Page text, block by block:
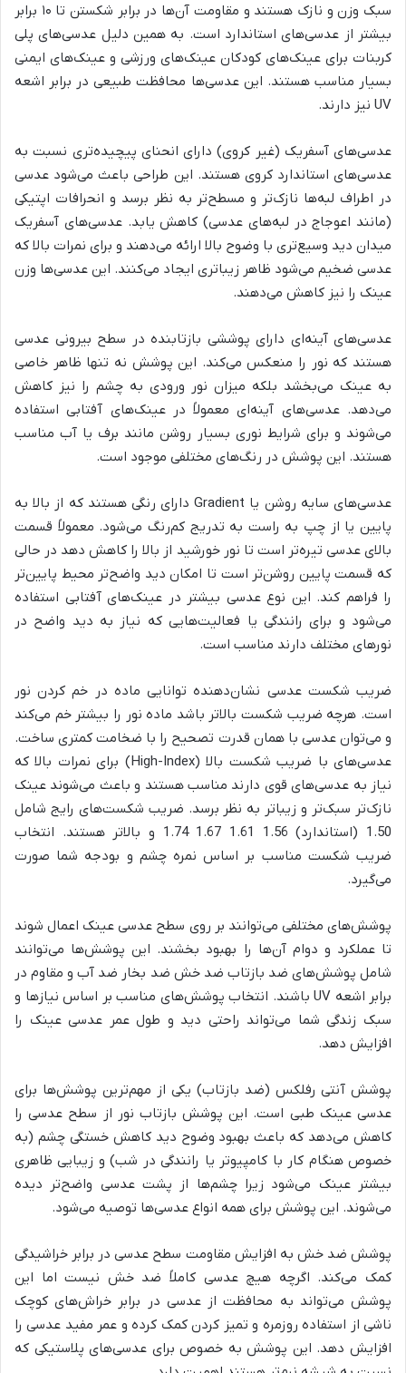
سبک وزن و نازک هستند و مقاومت آن‌ها در برابر شکستن تا ۱۰ برابر
بیشتر از عدسی‌های استاندارد است. به همین دلیل عدسی‌های پلی
کربنات برای عینک‌های کودکان عینک‌های ورزشی و عینک‌های ایمنی
بسیار مناسب هستند. این عدسی‌ها محافظت طبیعی در برابر اشعه
UV نیز دارند.
عدسی‌های آسفریک (غیر کروی) دارای انحنای پیچیده‌تری نسبت به
عدسی‌های استاندارد کروی هستند. این طراحی باعث می‌شود عدسی
در اطراف لبه‌ها نازک‌تر و مسطح‌تر به نظر برسد و انحرافات اپتیکی
(مانند اعوجاج در لبه‌های عدسی) کاهش یابد. عدسی‌های آسفریک
میدان دید وسیع‌تری با وضوح بالا ارائه می‌دهند و برای نمرات بالا که
عدسی ضخیم می‌شود ظاهر زیباتری ایجاد می‌کنند. این عدسی‌ها وزن
عینک را نیز کاهش می‌دهند.
عدسی‌های آینه‌ای دارای پوششی بازتابنده در سطح بیرونی عدسی
هستند که نور را منعکس می‌کند. این پوشش نه تنها ظاهر خاصی
به عینک می‌بخشد بلکه میزان نور ورودی به چشم را نیز کاهش
می‌دهد. عدسی‌های آینه‌ای معمولاً در عینک‌های آفتابی استفاده
می‌شوند و برای شرایط نوری بسیار روشن مانند برف یا آب مناسب
هستند. این پوشش در رنگ‌های مختلفی موجود است.
عدسی‌های سایه روشن یا Gradient دارای رنگی هستند که از بالا به
پایین یا از چپ به راست به تدریج کم‌رنگ می‌شود. معمولاً قسمت
بالای عدسی تیره‌تر است تا نور خورشید از بالا را کاهش دهد در حالی
که قسمت پایین روشن‌تر است تا امکان دید واضح‌تر محیط پایین‌تر
را فراهم کند. این نوع عدسی بیشتر در عینک‌های آفتابی استفاده
می‌شود و برای رانندگی یا فعالیت‌هایی که نیاز به دید واضح در
نورهای مختلف دارند مناسب است.
ضریب شکست عدسی نشان‌دهنده توانایی ماده در خم کردن نور
است. هرچه ضریب شکست بالاتر باشد ماده نور را بیشتر خم می‌کند
و می‌توان عدسی با همان قدرت تصحیح را با ضخامت کمتری ساخت.
عدسی‌های با ضریب شکست بالا (High-Index) برای نمرات بالا که
نیاز به عدسی‌های قوی دارند مناسب هستند و باعث می‌شوند عینک
نازک‌تر سبک‌تر و زیباتر به نظر برسد. ضریب شکست‌های رایج شامل
1.50 (استاندارد) 1.56 1.61 1.67 1.74 و بالاتر هستند. انتخاب
ضریب شکست مناسب بر اساس نمره چشم و بودجه شما صورت
می‌گیرد.
پوشش‌های مختلفی می‌توانند بر روی سطح عدسی عینک اعمال شوند
تا عملکرد و دوام آن‌ها را بهبود بخشند. این پوشش‌ها می‌توانند
شامل پوشش‌های ضد بازتاب ضد خش ضد بخار ضد آب و مقاوم در
برابر اشعه UV باشند. انتخاب پوشش‌های مناسب بر اساس نیازها و
سبک زندگی شما می‌تواند راحتی دید و طول عمر عدسی عینک را
افزایش دهد.
پوشش آنتی رفلکس (ضد بازتاب) یکی از مهم‌ترین پوشش‌ها برای
عدسی عینک طبی است. این پوشش بازتاب نور از سطح عدسی را
کاهش می‌دهد که باعث بهبود وضوح دید کاهش خستگی چشم (به
خصوص هنگام کار با کامپیوتر یا رانندگی در شب) و زیبایی ظاهری
بیشتر عینک می‌شود زیرا چشم‌ها از پشت عدسی واضح‌تر دیده
می‌شوند. این پوشش برای همه انواع عدسی‌ها توصیه می‌شود.
پوشش ضد خش به افزایش مقاومت سطح عدسی در برابر خراشیدگی
کمک می‌کند. اگرچه هیچ عدسی کاملاً ضد خش نیست اما این
پوشش می‌تواند به محافظت از عدسی در برابر خراش‌های کوچک
ناشی از استفاده روزمره و تمیز کردن کمک کرده و عمر مفید عدسی را
افزایش دهد. این پوشش به خصوص برای عدسی‌های پلاستیکی که